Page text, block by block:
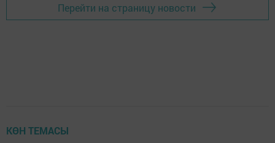
Перейти на страницу новости
КӨН ТЕМАСЫ